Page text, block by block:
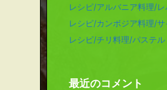
レシピ/アルバニア料理/
レシピ/カンボジア料理/
レシピ/チリ料理/パステ
最近のコメント